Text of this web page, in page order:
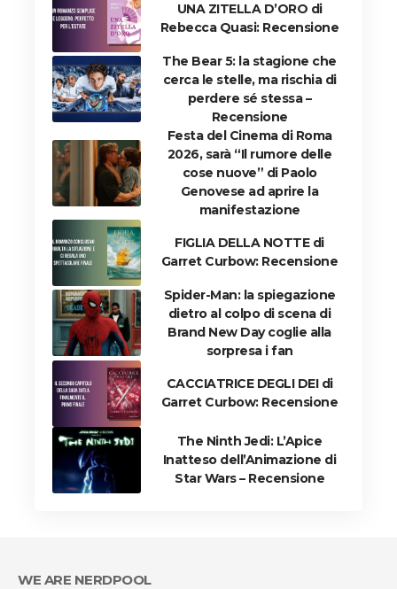
UNA ZITELLA D’ORO di
Rebecca Quasi: Recensione
The Bear 5: la stagione che
cerca le stelle, ma rischia di
perdere sé stessa –
Recensione
Festa del Cinema di Roma
2026, sarà “Il rumore delle
cose nuove” di Paolo
Genovese ad aprire la
manifestazione
FIGLIA DELLA NOTTE di
Garret Curbow: Recensione
Spider-Man: la spiegazione
dietro al colpo di scena di
Brand New Day coglie alla
sorpresa i fan
CACCIATRICE DEGLI DEI di
Garret Curbow: Recensione
The Ninth Jedi: L’Apice
Inatteso dell’Animazione di
Star Wars – Recensione
WE ARE NERDPOOL